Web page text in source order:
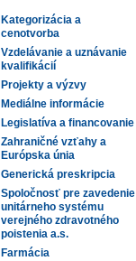
Kategorizácia a
cenotvorba
Vzdelávanie a uznávanie
kvalifikácií
Projekty a výzvy
Mediálne informácie
Legislatíva a financovanie
Zahraničné vzťahy a
Európska únia
Generická preskripcia
Spoločnosť pre zavedenie
unitárneho systému
verejného zdravotného
poistenia a.s.
Farmácia